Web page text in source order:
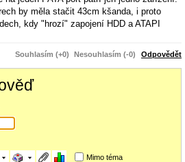
by měla stačit 43cm kšanda, i proto
kdy "hrozí" zapojení HDD a ATAPI
Souhlasím (+0) Nesouhlasím (-0) Odpovědět
Mimo téma